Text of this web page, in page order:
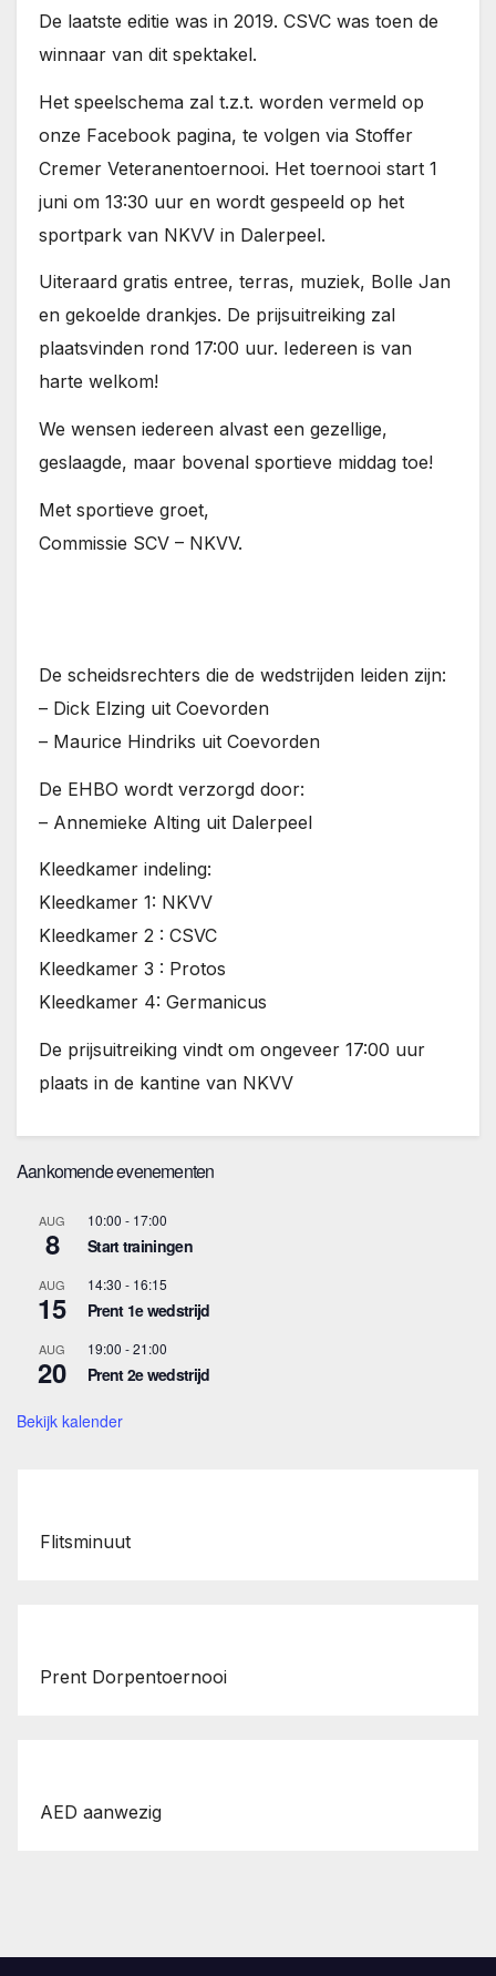
De laatste editie was in 2019. CSVC was toen de
winnaar van dit spektakel.
Het speelschema zal t.z.t. worden vermeld op
onze Facebook pagina, te volgen via Stoffer
Cremer Veteranentoernooi. Het toernooi start 1
juni om 13:30 uur en wordt gespeeld op het
sportpark van NKVV in Dalerpeel.
Uiteraard gratis entree, terras, muziek, Bolle Jan
en gekoelde drankjes. De prijsuitreiking zal
plaatsvinden rond 17:00 uur. Iedereen is van
harte welkom!
We wensen iedereen alvast een gezellige,
geslaagde, maar bovenal sportieve middag toe!
Met sportieve groet,
Commissie SCV – NKVV.
De scheidsrechters die de wedstrijden leiden zijn:
– Dick Elzing uit Coevorden
– Maurice Hindriks uit Coevorden
De EHBO wordt verzorgd door:
– Annemieke Alting uit Dalerpeel
Kleedkamer indeling:
Kleedkamer 1: NKVV
Kleedkamer 2 : CSVC
Kleedkamer 3 : Protos
Kleedkamer 4: Germanicus
De prijsuitreiking vindt om ongeveer 17:00 uur
plaats in de kantine van NKVV
Aankomende evenementen
AUG
8
10:00 - 17:00
Start trainingen
AUG
15
14:30 - 16:15
Prent 1e wedstrijd
AUG
20
19:00 -21:00
Prent 2e wedstrijd
Bekijk kalender
Flitsminuut
Prent Dorpentoernooi
AED aanwezig